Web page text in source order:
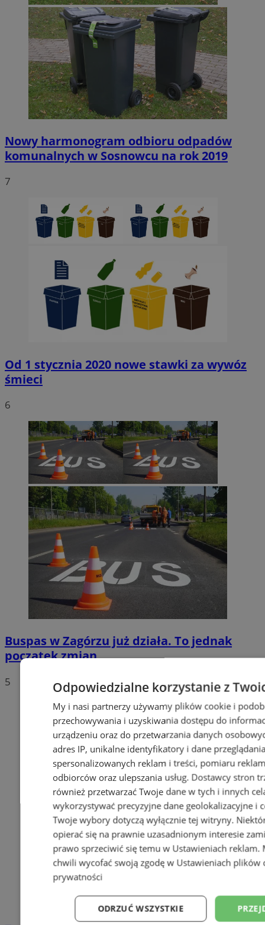
Nowy harmonogram odbioru odpadów
komunalnych w Sosnowcu na rok 2019
7
Od 1 stycznia 2020 nowe stawki za wywóz
śmieci
6
Buspas w Zagórzu już działa. To jednak
początek zmian
5 Odpowiedzialne korzystanie z
My i nasi partnerzy używamy plików cookie i
przechowywania i uzyskiwania dostępu do
urządzeniu oraz do przetwarzania danych
adres IP, unikalne identyfikatory i dane
spersonalizowanych reklam i treści, pomiaru
odbiorców oraz ulepszania usług. Dostawcy stron
również przetwarzać Twoje dane w tych i innych
wykorzystywać precyzyjne dane geolokalizacyjne i
Twoje wybory dotyczą wyłącznie tej witryny.
opierać się na prawnie uzasadnionym interesie
prawo sprzeciwić się temu w Ustawieniach reklam.
chwili wycofać swoją zgodę w Ustawieniach plików
prywatności
ODRZUĆ WSZYSTKIE